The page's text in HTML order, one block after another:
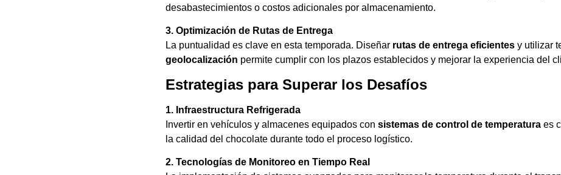
desabastecimientos o costos adicionales por almacenamiento.
3. Optimización de Rutas de Entrega
La puntualidad es clave en esta temporada. Diseñar rutas de entrega eficientes y utilizar
geolocalización permite cumplir con los plazos establecidos y mejorar la experiencia del
Estrategias para Superar los Desafíos
1. Infraestructura Refrigerada
Invertir en vehículos y almacenes equipados con sistemas de control de temperatura es
la calidad del chocolate durante todo el proceso logístico.
2. Tecnologías de Monitoreo en Tiempo Real